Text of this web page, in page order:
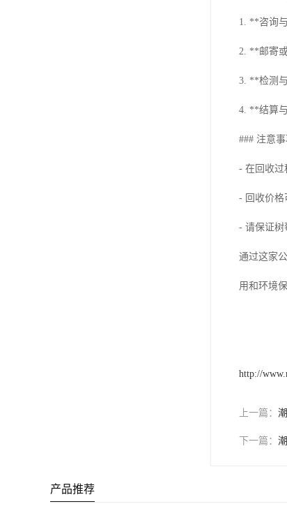
1. **咨询
2. **邮寄
3. **检测
4. **结算
### 注意事
- 在回收过
- 回收价格
- 请保证树
通过这家
用和环境
http://
上一篇：
下一篇：
产品推荐